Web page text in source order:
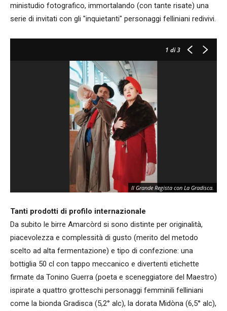
ministudio fotografico, immortalando (con tante risate) una
serie di invitati con gli "inquietanti" personaggi felliniani redivivi.
1 di 3
Il Grande Regista con La Gradisca.
Tanti prodotti di profilo internazionale
Da subito le birre Amarcòrd si sono distinte per originalità,
piacevolezza e complessità di gusto (merito del metodo
scelto ad alta fermentazione) e tipo di confezione: una
bottiglia 50 cl con tappo meccanico e divertenti etichette
firmate da Tonino Guerra (poeta e sceneggiatore del Maestro)
ispirate a quattro grotteschi personaggi femminili felliniani
come la bionda Gradisca (5,2° alc), la dorata Midòna (6,5° alc),